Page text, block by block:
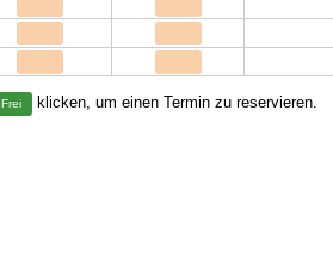
Frei klicken, um einen Termin zu reservieren.